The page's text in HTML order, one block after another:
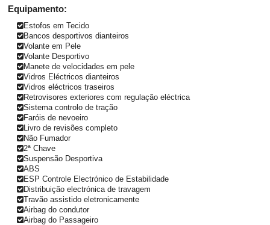
Equipamento:
Estofos em Tecido
Bancos desportivos dianteiros
Volante em Pele
Volante Desportivo
Manete de velocidades em pele
Vidros Eléctricos dianteiros
Vidros eléctricos traseiros
Retrovisores exteriores com regulação eléctrica
Sistema controlo de tração
Faróis de nevoeiro
Livro de revisões completo
Não Fumador
2ª Chave
Suspensão Desportiva
ABS
ESP Controle Electrónico de Estabilidade
Distribuição electrónica de travagem
Travão assistido eletronicamente
Airbag do condutor
Airbag do Passageiro